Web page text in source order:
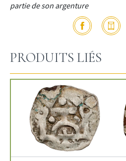
partie de son argenture
PRODUITS LIÉS